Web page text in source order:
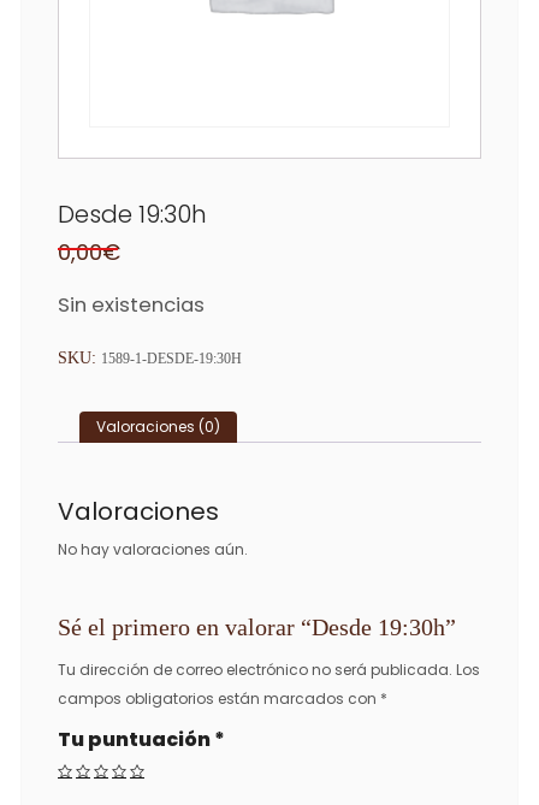
Desde 19:30h
0,00€
Sin existencias
SKU: 1589-1-DESDE-19:30H
Valoraciones (0)
Valoraciones
No hay valoraciones aún.
Sé el primero en valorar “Desde 19:30h”
Tu dirección de correo electrónico no será publicada. Los
campos obligatorios están marcados con *
Tu puntuación*